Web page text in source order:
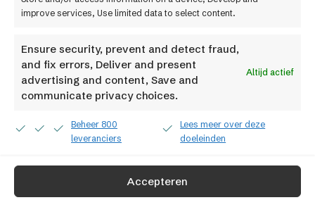
improve services, Use limited data to select content.
Ensure security, prevent and detect fraud,
and fix errors, Deliver and present
advertising and content, Save and
communicate privacy choices.
Altijd actief
Beheer 800
leveranciers
Lees meer over deze
doeleinden
Accepteren
Penninkhof Mode groeit internationaal met
één centraal systeem
SRS Kiyoh Trusted shops DHl